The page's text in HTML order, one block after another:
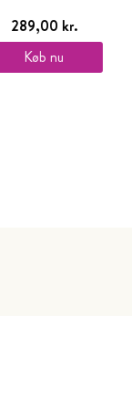
289,00 kr.
Køb nu